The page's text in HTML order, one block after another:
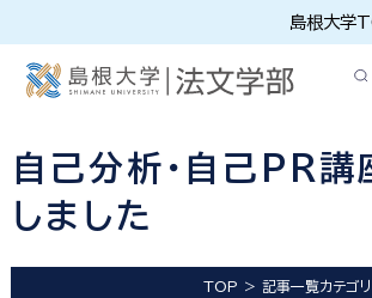
島根大学
自己分析・自己PR講
しました
TOP 記事一覧カテゴリ